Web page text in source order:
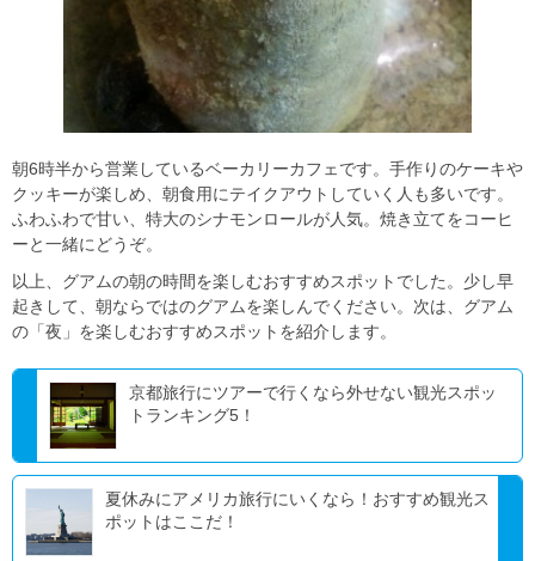
朝6時半から営業しているベーカリーカフェです。手作りのケーキや
クッキーが楽しめ、朝食用にテイクアウトしていく人も多いです。
ふわふわで甘い、特大のシナモンロールが人気。焼き立てをコーヒ
ーと一緒にどうぞ。
以上、グアムの朝の時間を楽しむおすすめスポットでした。少し早
起きして、朝ならではのグアムを楽しんでください。次は、グアム
の「夜」を楽しむおすすめスポットを紹介します。
京都旅行にツアーで行くなら外せない観光スポッ
トランキング5！
夏休みにアメリカ旅行にいくなら！おすすめ観光ス
ポットはここだ！